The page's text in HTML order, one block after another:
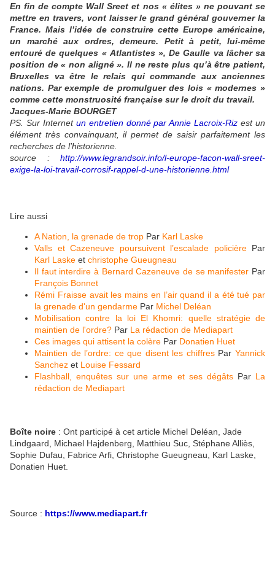
En fin de compte Wall Sreet et nos « élites » ne pouvant se
mettre en travers, vont laisser le grand général gouverner la
France. Mais l’idée de construire cette Europe américaine,
un marché aux ordres, demeure. Petit à petit, lui-même
entouré de quelques « Atlantistes », De Gaulle va lâcher sa
position de « non aligné ». Il ne reste plus qu’à être patient,
Bruxelles va être le relais qui commande aux anciennes
nations. Par exemple de promulguer des lois « modernes »
comme cette monstruosité française sur le droit du travail.
Jacques-Marie BOURGET
PS. Sur Internet un entretien donné par Annie Lacroix-Riz est un
élément très convainquant, il permet de saisir parfaitement les
recherches de l’historienne.
source : http://www.legrandsoir.info/l-europe-facon-wall-sreet-
exige-la-loi-travail-corrosif-rappel-d-une-historienne.html
Lire aussi
A Nation, la grenade de trop Par Karl Laske
Valls et Cazeneuve poursuivent l’escalade policière Par
Karl Laske et christophe Gueugneau
Il faut interdire à Bernard Cazeneuve de se manifester Par
François Bonnet
Rémi Fraisse avait les mains en l’air quand il a été tué par
la grenade d'un gendarme Par Michel Deléan
Mobilisation contre la loi El Khomri: quelle stratégie de
maintien de l'ordre? Par La rédaction de Mediapart
Ces images qui attisent la colère Par Donatien Huet
Maintien de l’ordre: ce que disent les chiffres ParYannick
Sanchez et Louise Fessard
Flashball, enquêtes sur une arme et ses dégâts Par La
rédaction de Mediapart
Boîte noire : Ont participé à cet article Michel Deléan, Jade
Lindgaard, Michael Hajdenberg, Matthieu Suc, Stéphane Alliès,
Sophie Dufau, Fabrice Arfi, Christophe Gueugneau, Karl Laske,
Donatien Huet.
Source : https://www.mediapart.fr